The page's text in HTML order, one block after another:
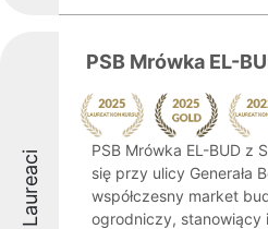
Laureaci
PSB Mrówka EL-
PSB Mrówka EL-BUD z
się przy ulicy Generała
współczesny market
ogrodniczy, stanowiący